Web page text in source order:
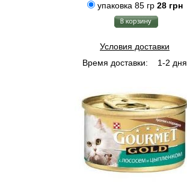
упаковка 85 гр 28 грн
Условия доставки
Время доставки:
1-2 дня